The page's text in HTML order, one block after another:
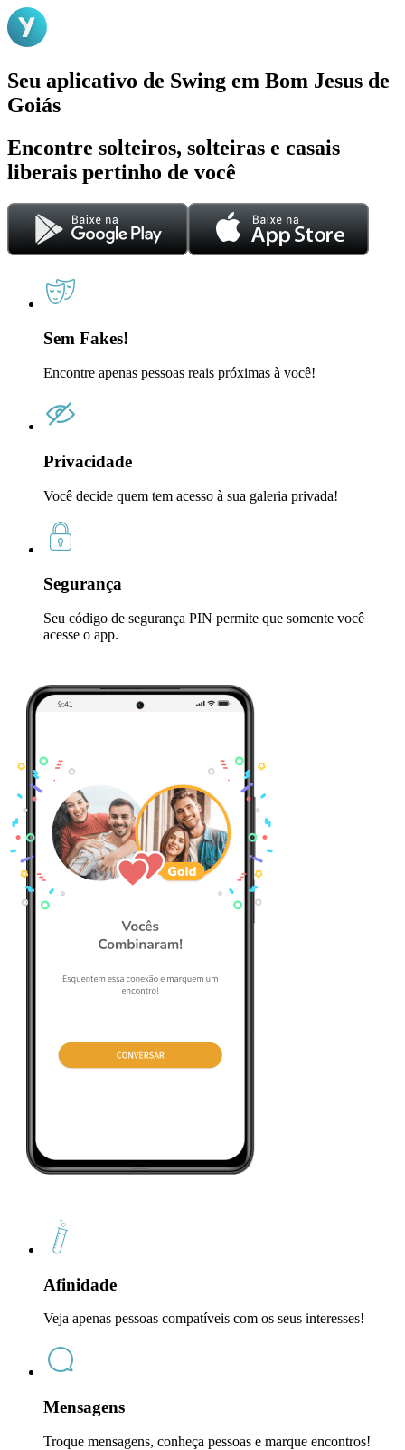
Seu aplicativo de Swing em Bom Jesus de
Goiás
Encontre solteiros, solteiras e casais
liberais pertinho de você
Sem Fakes!
Encontre apenas pessoas reais próximas à você!
Privacidade
Você decide quem tem acesso à sua galeria privada!
Segurança
Seu código de segurança PIN permite que somente você
acesse o app.
Afinidade
Veja apenas pessoas compatíveis com os seus interesses!
Mensagens
Troque mensagens, conheça pessoas e marque encontros!